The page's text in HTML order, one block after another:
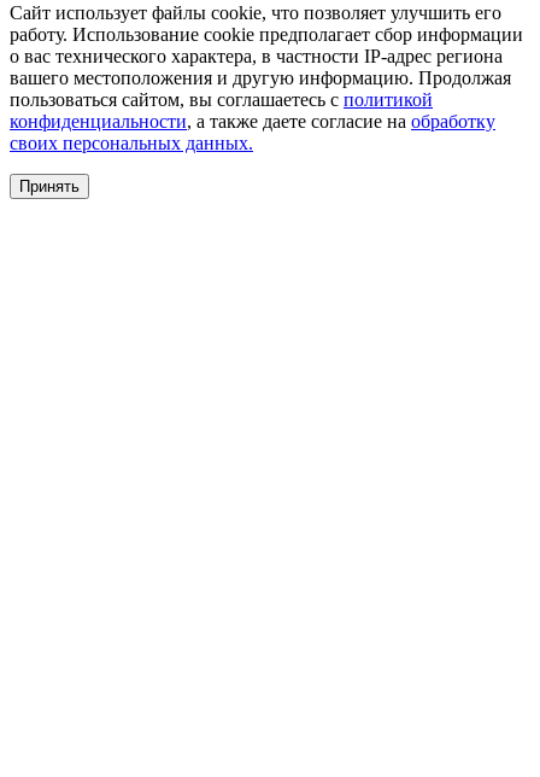
Сайт использует файлы cookie, что позволяет улучшить его
работу. Использование cookie предполагает сбор информации
о вас технического характера, в частности IP-адрес региона
вашего местоположения и другую информацию. Продолжая
пользоваться сайтом, вы соглашаетесь с политикой
конфиденциальности, а также даете согласие на обработку
своих персональных данных.
Принять